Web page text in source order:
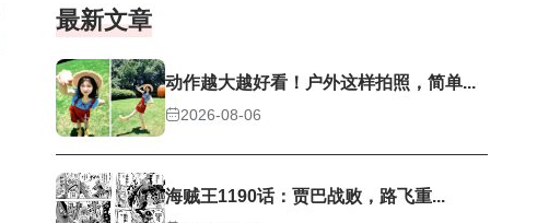
最新文章
动作越大越好看！户外这样拍照，简单...
2026-08-06
海贼王1190话：贾巴战败，路飞重...